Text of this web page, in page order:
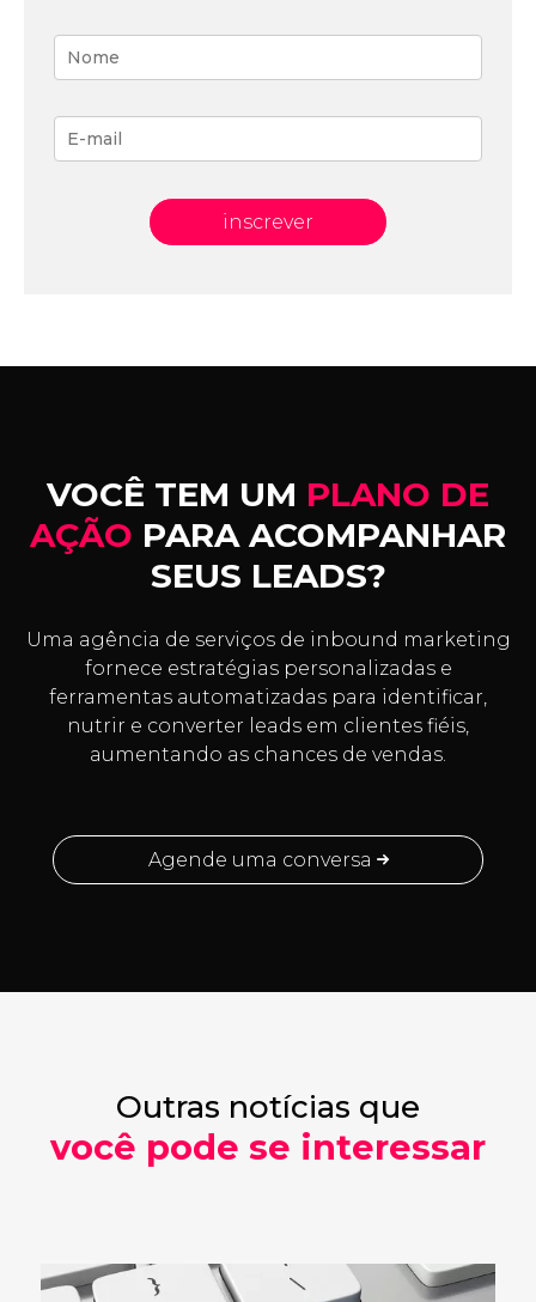
inscrever
VOCÊ TEM UM PLANO DE
AÇÃO PARA ACOMPANHAR
SEUS LEADS?
Uma agência de serviços de inbound marketing
fornece estratégias personalizadas e
ferramentas automatizadas para identificar,
nutrir e converter leads em clientes fiéis,
aumentando as chances de vendas.
Agende uma conversa
Outras notícias que
você pode se interessar